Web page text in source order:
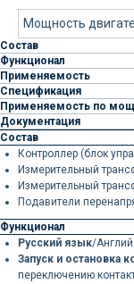
Мощность
Состав
Функционал
Применяемость
Спецификация
Применяемость по
Документация
Состав
Контроллер (блок
Измерительный
Измерительный
Подавители
Функционал
Русский язык/
Запуск и остановка
переключению